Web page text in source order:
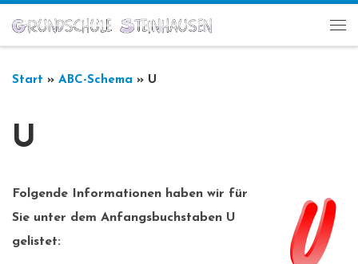
Zum Inhalt springen
Start » ABC-Schema » U
U
Folgende Informationen haben wir für
Sie unter dem Anfangsbuchstaben U
gelistet: